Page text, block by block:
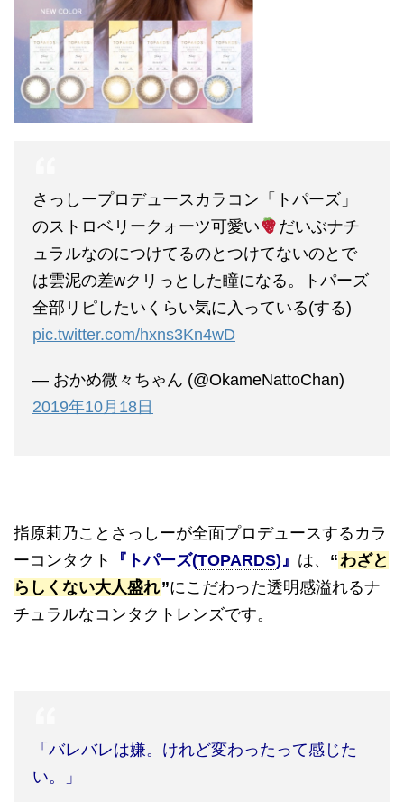
さっしープロデュースカラコン「トパーズ」
のストロベリークォーツ可愛い
だいぶナチ
ュラルなのにつけてるのとつけてないのとで
は雲泥の差wクリっとした瞳になる。トパーズ
全部リピしたいくらい気に入っている(する)
pic.twitter.com/hxns3Kn4wD
— おかめ微々ちゃん (@OkameNattoChan)
2019年10月18日
指原莉乃ことさっしーが全面プロデュースするカラ
ーコンタクト
『トパーズ(TOPARDS)』 は、 “わざと
らしくない大人盛れ”にこだわった透明感溢れるナ
チュラルなコンタクトレンズです。
「バレバレは嫌。けれど変わったって感じた
い。」